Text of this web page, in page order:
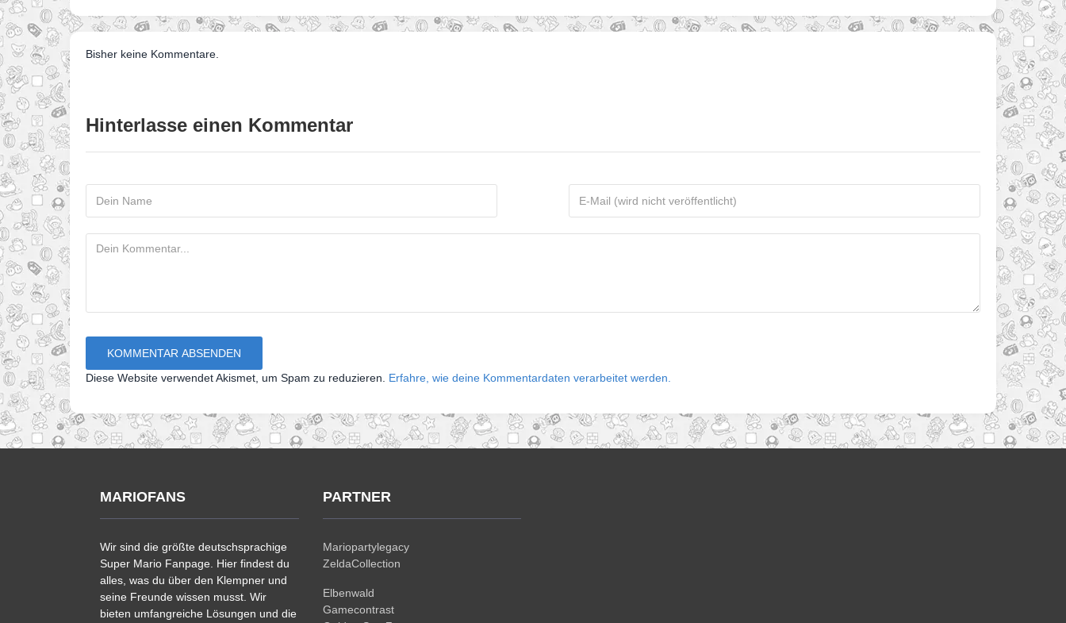
Bisher keine Kommentare.
Hinterlasse einen Kommentar
Diese Website verwendet Akismet, um Spam zu reduzieren. Erfahre, wie deine Kommentardaten verarbeitet werden.
MARIOFANS
Wir sind die größte deutschsprachige
Super Mario Fanpage. Hier findest du
alles, was du über den Klempner und
seine Freunde wissen musst. Wir
bieten umfangreiche Lösungen und die
PARTNER
Mariopartylegacy
ZeldaCollection
Elbenwald
Gamecontrast